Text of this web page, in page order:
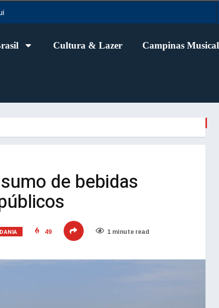
Cultura & Lazer Campinas Musical
de bebidas
49 1 minute read